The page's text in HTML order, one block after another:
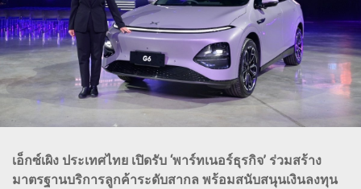
เอ็กซ์เผิง ประเทศไทย เปิดรับ ‘พาร์ทเนอร์ธุรกิจ’ ร่วมสร้าง
มาตรฐานบริการลูกค้าระดับสากล พร้อมสนับสนุนเงินลงทุน